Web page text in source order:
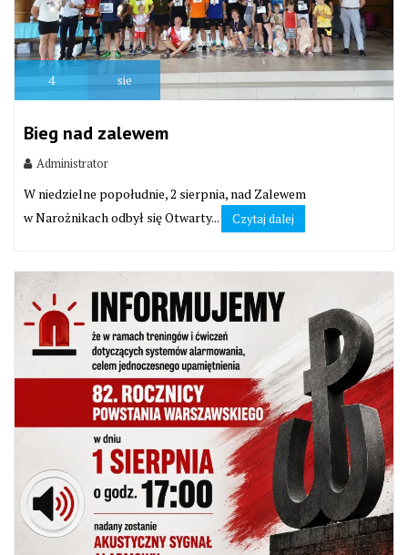
4 sie
Bieg nad zalewem
Administrator
W niedzielne popołudnie, 2 sierpnia, nad Zalewem
w Narożnikach odbył się Otwarty...
Czytaj dalej